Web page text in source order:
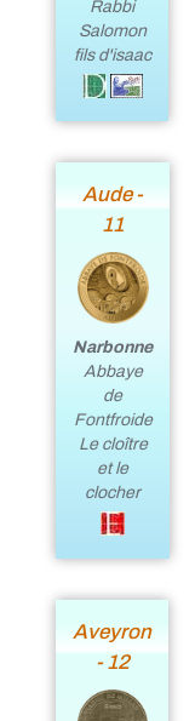
Rabbi
Salomon
fils d'isaac
Aude -
11
Narbonne
Abbaye
de
Fontfroide
Le cloître
et le
clocher
Aveyron
- 12